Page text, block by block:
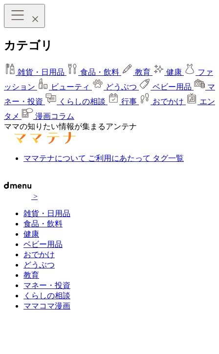
カテゴリ
雑貨・日用品 食品・飲料 教育 健康
ファ
ッション
ビューティ どうぶつ ベビー用品
マ
ネー・投資
くらしの相談 行事 おでかけ
エン
タメ
漫画コラム
ママの知りたい情報が集まるアンテナ
ママテナについて ご利用にあたって タグ一覧
>
雑貨・日用品
食品・飲料
健康
ベビー用品
おでかけ
どうぶつ
教育
マネー・投資
くらしの相談
ママコマ漫画